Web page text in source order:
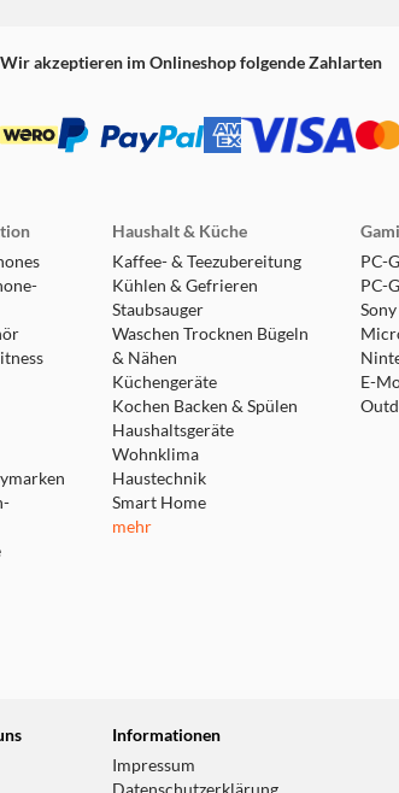
Wir akzeptieren im Onlineshop folgende Zahlarten
Haushalt & Küche
Kaffee- & Teezubereitung
Kühlen & Gefrieren
Staubsauger
Waschen Trocknen Bügeln
& Nähen
Küchengeräte
Kochen Backen & Spülen
Haushaltsgeräte
Wohnklima
Haustechnik
Smart Home
mehr
PC-
PC-
E-
Informationen
Impressum